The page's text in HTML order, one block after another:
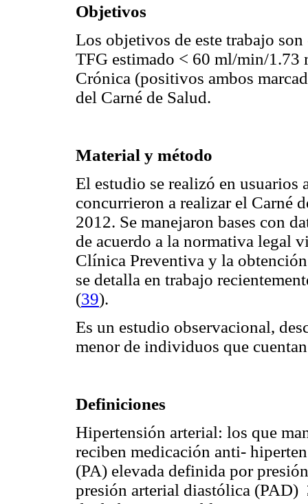
Objetivos
Los objetivos de este trabajo
TFG estimado < 60 ml/min/1.73
Crónica (positivos ambos
del Carné de Salud.
Material y método
El estudio se realizó en
concurrieron a realizar el Carné
2012. Se manejaron bases con
de acuerdo a la normativa legal
Clínica Preventiva y la
se detalla en trabajo
(39).
Es un estudio observacional,
menor de individuos que
Definiciones
Hipertensión arterial: los que
reciben medicación anti-
(PA) elevada definida por
presión arterial diastólica (PAD)